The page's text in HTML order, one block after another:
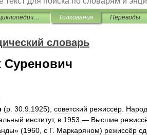
Кино: Энциклопедический словарь Толкования Переводы
словарь
(р 30 9 1925), советский режиссёр
институт, в 1953 — Высшие
» (1960 с Г. Маркаряном) режиссёр